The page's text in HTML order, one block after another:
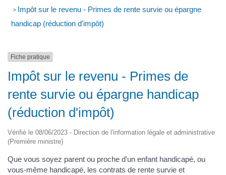
> Impôt sur le revenu - Primes de rente survie ou épargne
handicap (réduction d'impôt)
Fiche pratique
Impôt sur le revenu - Primes de
rente survie ou épargne handicap
(réduction d'impôt)
Vérifié le 08/06/2023 - Direction de l'information légale et administrative
(Première ministre)
Que vous soyez parent ou proche d'un enfant handicapé, ou
vous-même handicapé, les contrats de rente survie et